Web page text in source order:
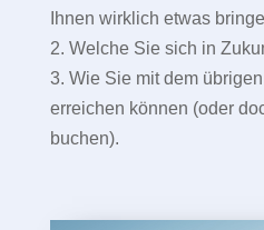
Ihnen wirklich etwas
2. Welche Sie sich in
3. Wie Sie mit dem
erreichen können (oder
buchen).